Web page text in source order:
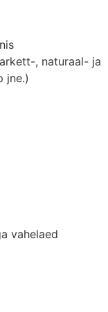
, naturaal- ja
jne.)
vahelaed